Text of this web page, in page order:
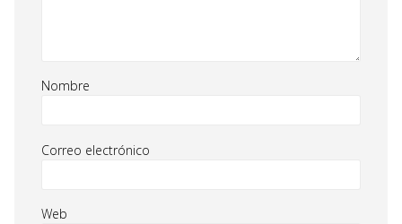
Nombre
Correo electrónico
Web